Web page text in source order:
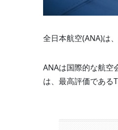
全日本航空(ANA)は
ANAは国際的な航空
は、最高評価である